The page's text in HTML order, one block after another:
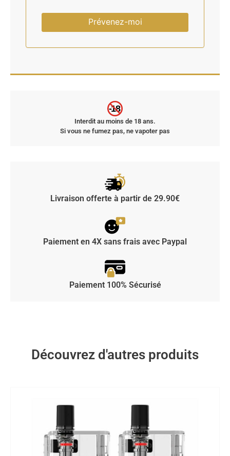
Prévenez-moi
-18
Interdit au moins de 18 ans.
Si vous ne fumez pas, ne vapoter pas
Livraison offerte à partir de 29.90€
Paiement en 4X sans frais avec Paypal
Paiement 100% Sécurisé
Découvrez d'autres produits